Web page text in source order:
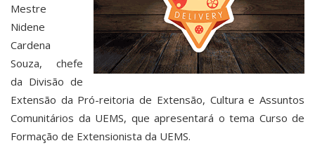
Mestre
Nidene
Cardena
Souza, chefe
da Divisão de
Extensão da Pró-reitoria de Extensão, Cultura e Assuntos
Comunitários da UEMS, que apresentará o tema Curso de
Formação de Extensionista da UEMS.